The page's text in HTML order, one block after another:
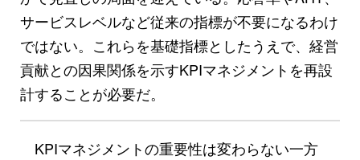
サービスレベルなど従来の指標が不要になるわけ
ではない。これらを基礎指標としたうえで、経営
貢献との因果関係を示すKPIマネジメントを再設
計することが必要だ。
KPIマネジメントの重要性は変わらない一方